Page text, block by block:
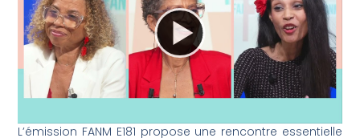
L’émission FANM E181 propose une rencontre essentielle